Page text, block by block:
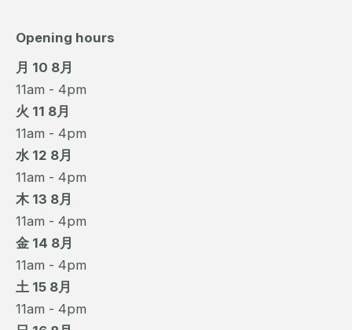
Opening hours
月 10 8月
11am - 4pm
火 11 8月
11am - 4pm
水 12 8月
11am - 4pm
木 13 8月
11am - 4pm
金 14 8月
11am - 4pm
土 15 8月
11am - 4pm